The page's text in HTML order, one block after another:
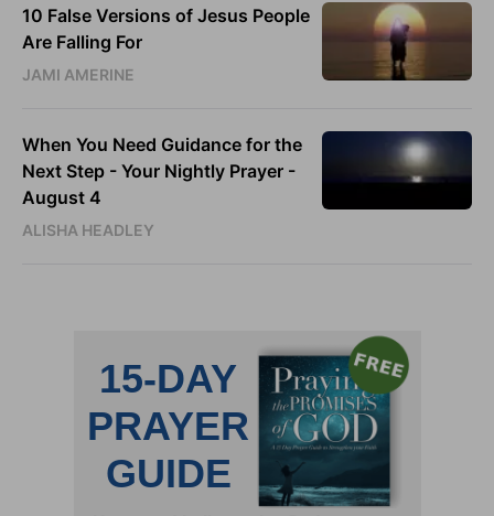
10 False Versions of Jesus People
Are Falling For
JAMI AMERINE
When You Need Guidance for the
Next Step - Your Nightly Prayer -
August 4
ALISHA HEADLEY